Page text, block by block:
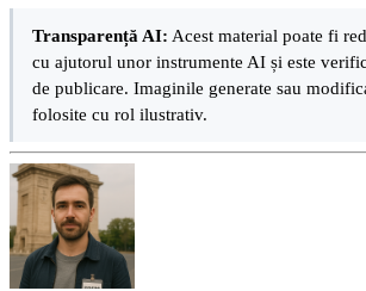
Transparență AI: Acest material poate fi
cu ajutorul unor instrumente AI și este
de publicare. Imaginile generate sau
folosite cu rol ilustrativ.